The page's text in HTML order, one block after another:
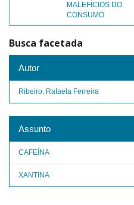
MALEFÍCIOS DO
CONSUMO
Busca facetada
Autor
Ribeiro, Rafaela Ferreira
Assunto
CAFEÍNA
XANTINA